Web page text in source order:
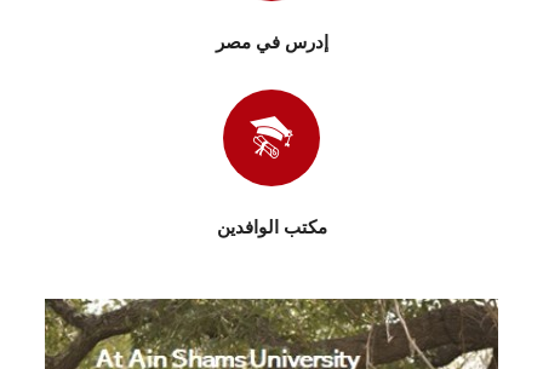
إدرس في مصر
مكتب الوافدين